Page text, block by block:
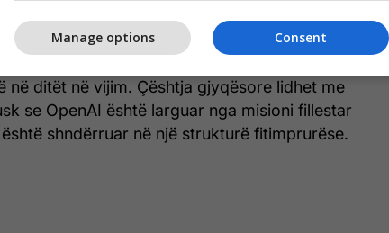
e tij.
i ka mohuar të gjitha akuzat e Elon Musk dhe
në ditët në vijim. Çështja gjyqësore lidhet me
se OpenAI është larguar nga misioni fillestar
shndërruar në një strukturë fitimprurëse.
Consent
Manage options